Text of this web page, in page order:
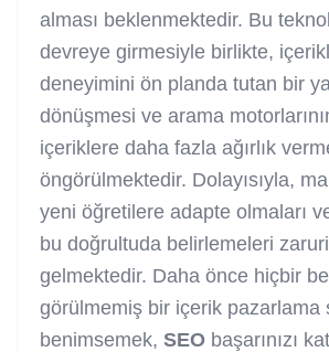
alması beklenmektedir. Bu
devreye girmesiyle birlikte,
deneyimini ön planda tutan bir
dönüşmesi ve arama
içeriklere daha fazla ağırlık
öngörülmektedir. Dolayısıyla,
yeni öğretilere adapte olmaları
bu doğrultuda belirlemeleri
gelmektedir. Daha önce hiçbir
görülmemiş bir içerik pazarlama
benimsemek, SEO başarınızı